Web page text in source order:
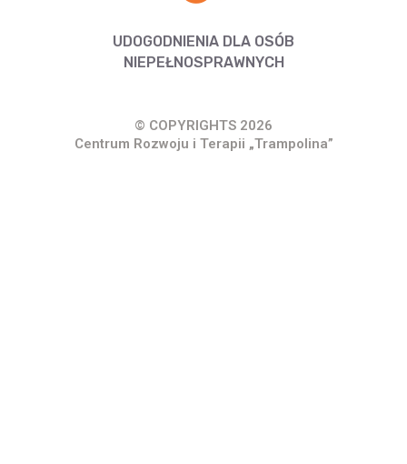
UDOGODNIENIA DLA OSÓB
NIEPEŁNOSPRAWNYCH
© COPYRIGHTS 2026
Centrum Rozwoju i Terapii „Trampolina”